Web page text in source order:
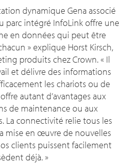
dynamique Gena associé
parc intégré InfoLink offre une
en données qui peut être
» explique Horst Kirsch,
produits chez Crown. « Il
et délivre des informations
les chariots ou de
autant d’avantages aux
de maintenance ou aux
La connectivité relie tous les
mise en œuvre de nouvelles
clients puissent facilement
déjà. »